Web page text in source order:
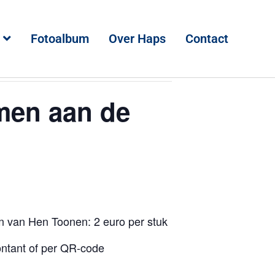
Fotoalbum Over Haps Contact
aan de
van Hen Toonen: 2 euro per stuk
of per QR-code